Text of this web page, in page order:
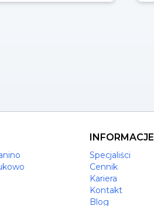
INFORMACJE
Specjaliści
Cennik
Kariera
Kontakt
Blog